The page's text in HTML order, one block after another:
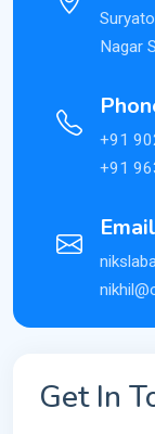
Nagar
+91
+91
Get In